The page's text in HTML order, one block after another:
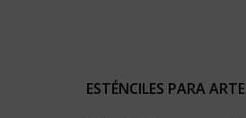
ESTÉNCILES PARA ARTE